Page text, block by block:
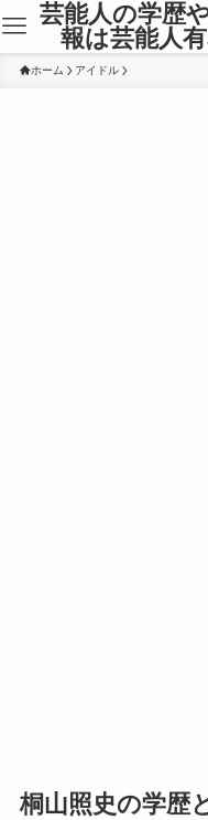
芸能人の学歴
報は芸能人
ホーム アイドル
桐山照史の学歴